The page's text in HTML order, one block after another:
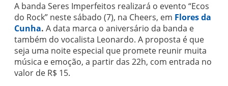
A banda Seres Imperfeitos realizará o evento “Ecos
do Rock” neste sábado (7), na Cheers, em Flores da
Cunha. A data marca o aniversário da banda e
também do vocalista Leonardo. A proposta é que
seja uma noite especial que promete reunir muita
música e emoção, a partir das 22h, com entrada no
valor de R$ 15.